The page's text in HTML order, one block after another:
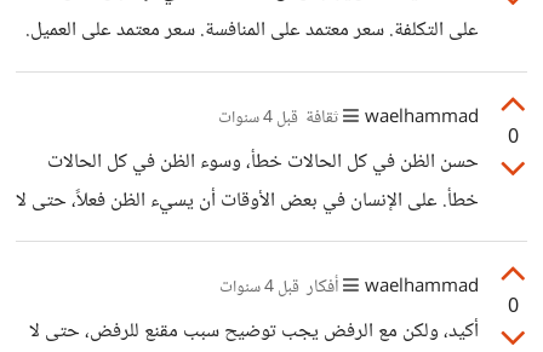
ينبغي للمشاهدة أن تدوم طول اليوم، والإنتقال من مبارة إلى
على التكلفة. سعر معتمد على المنافسة. سعر معتمد على العميل.
عند بند السعر بناءًا على التكلفة: تقوم بتحديد التكلفة النهائية
للمنتج، والتكلفة النهائية هنا لا تعني تكلفة الإنتاج فقط، وإنما
التكلفة النهائية للمنتج عندما يكون جاهز بالكامل للعرض أمام
العملاء، سواء كانت تكلفة تغليف أو نقل أو غيره، وبعد تحديد
التكلفة ننتقل للخطوة التالية. سعر معتمد على المنافسة: تقوم
لا
0
waelhammad ثقافة قبل 4 سنوات
حسن الظن في كل الحالات خطأ، وسوء الظن في كل الحالات
خطأ. على الإنسان في بعض الأوقات أن يسيء الظن فعلاً، حتى لا
يتورط في المشاكل، في هذه الحالة سوء الظن يقي الإنسان من
متاعب كثيرة. ولكن لا يصح أن يكون هذا مبدأ الإنسان في كل
الأوقات.
0
waelhammad أفكار قبل 4 سنوات
أكيد، ولكن مع الرفض يجب توضيح سبب مقنع للرفض، حتى لا